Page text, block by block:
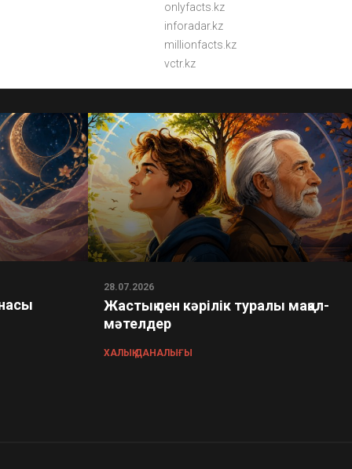
onlyfacts.kz
inforadar.kz
millionfacts.kz
vctr.kz
28.07.2026
Жастық пен кәрілік туралы мақал-
мәтелдер
ХАЛЫҚ ДАНАЛЫҒЫ